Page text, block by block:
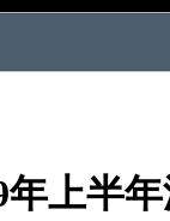
年上半